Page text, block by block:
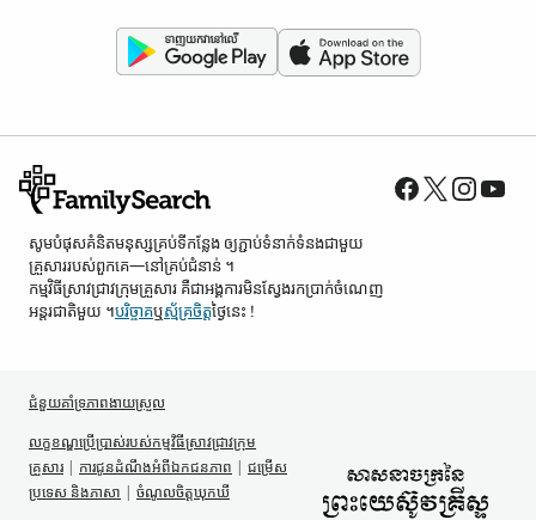
សូម​បំផុស​គំនិត​មនុស្ស​គ្រប់ទី​កន្លែង ឲ្យ​ភ្ជាប់​ទំនាក់ទំនង​ជាមួយ​
គ្រួសារ​របស់​ពួកគេ—នៅ​គ្រប់​ជំនាន់ ។
កម្មវិធី​ស្រាវជ្រាវ​ក្រុមគ្រួសារ គឺជា​អង្គការ​មិន​ស្វែង​រក​ប្រាក់​ចំណេញ​
អន្តរជាតិ​មួយ ។បរិច្ចាគឬស្ម័គ្រចិត្តថ្ងៃនេះ !
ជំនួយគាំទ្រ​ភាពងាយស្រួល
លក្ខខណ្ឌ​ប្រើប្រាស់​របស់​កម្មវិធី​ស្រាវជ្រាវ​ក្រុម
គ្រួសារ | ការជូន​ដំណឹង​អំពី​ឯកជនភាព | ជម្រើស
ប្រទេស និង​ភាសា | ចំណូលចិត្ត​ឃុកឃី